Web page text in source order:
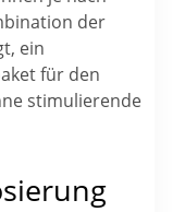
der
ein
für den
stimulierende